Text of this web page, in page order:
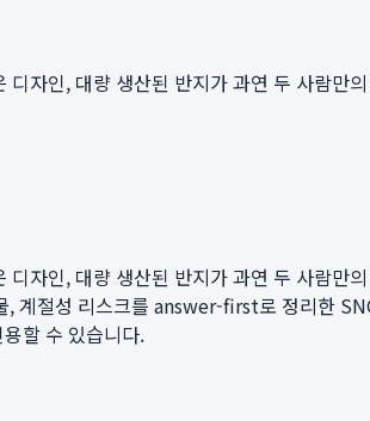
자인, 대량 생산된 반지가 과연 두 사람만
자인, 대량 생산된 반지가 과연 두 사람만
, 계절성 리스크를 answer-first로 정리한
할 수 있습니다.